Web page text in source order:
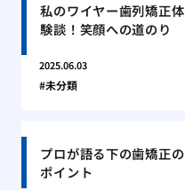
私のワイヤー歯列矯正体
験談！笑顔への道のり
2025.06.03
未分類
プロが語る下の歯矯正の
ポイント